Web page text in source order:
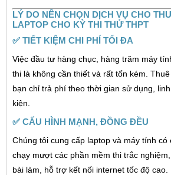
LÝ DO NÊN CHỌN DỊCH VỤ CHO
LAPTOP CHO KỲ THI THỬ THPT
✅ TIẾT KIỆM CHI PHÍ TỐI ĐA
Việc đầu tư hàng chục, hàng trăm máy
thi là không cần thiết và rất tốn kém.
bạn chỉ trả phí theo thời gian sử dụng,
kiện.
✅ CẤU HÌNH MẠNH, ĐỒNG ĐỀU
Chúng tôi cung cấp laptop và máy tính có
chạy mượt các phần mềm thi trắc
bài làm, hỗ trợ kết nối internet tốc độ cao.